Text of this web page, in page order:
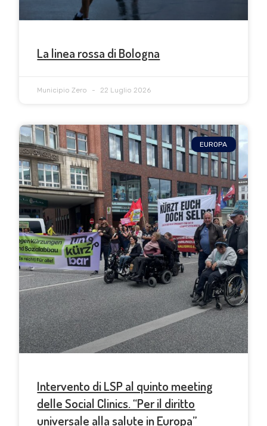
La linea rossa di Bologna
Municipio Zero 22 Luglio 2026
EUROPA
Intervento di LSP al quinto meeting
delle Social Clinics. “Per il diritto
universale alla salute in Europa”